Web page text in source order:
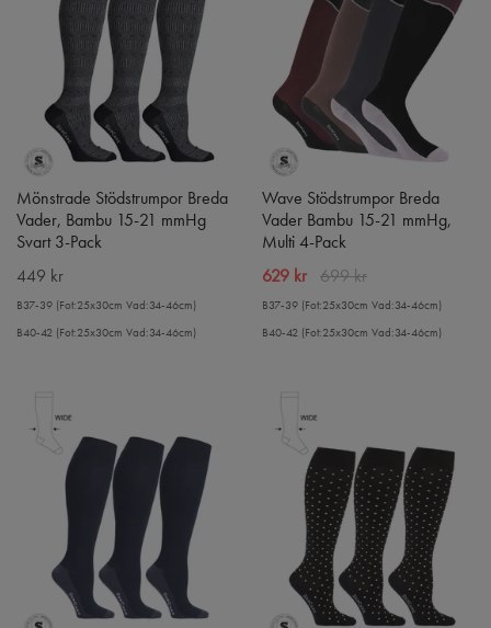
Mönstrade Stödstrumpor Breda
Vader, Bambu 15-21 mmHg
Svart 3-Pack
449 kr
B37-39 (Fot:25x30cm Vad:34-46cm)
B40-42 (Fot:25x30cm Vad:34-46cm)
Wave Stödstrumpor Breda
Vader Bambu 15-21 mmHg,
Multi 4-Pack
629 kr 699 kr
B37-39 (Fot:25x30cm Vad:34-46cm)
B40-42 (Fot:25x30cm Vad:34-46cm)